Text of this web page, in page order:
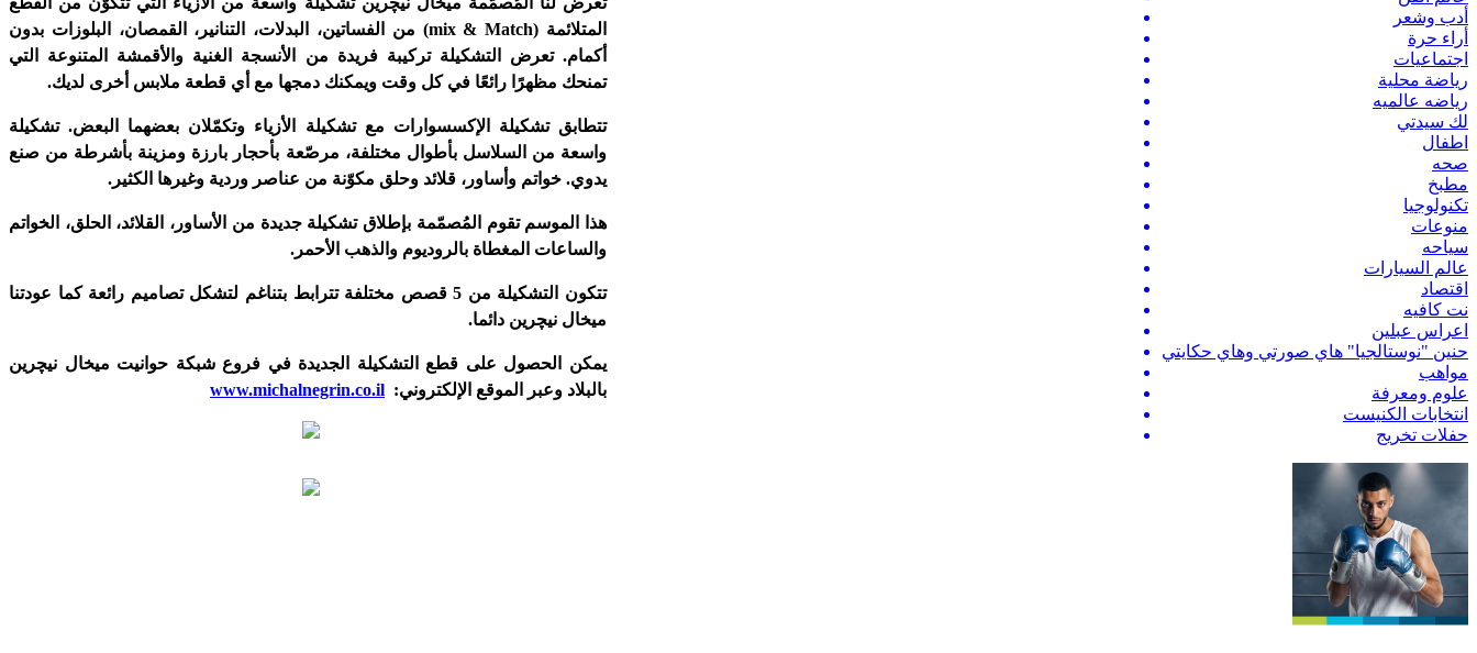
أدب وشعر
أراء حرة
اجتماعيات
رياضة محلية
رياضه عالميه
لك سيدتي
اطفال
صحه
مطبخ
تكنولوجيا
منوعات
سياحه
عالم السيارات
اقتصاد
نت كافيه
اعراس عبلين
حنين "نوستالجيا" هاي صورتي وهاي حكايتي
مواهب
علوم ومعرفة
انتخابات الكنيست
حفلات تخريج
المتلائمة (mix & Match) من الفساتين، البدلات، التنانير، القمصان، البلوزات بدون
أكمام. تعرض التشكيلة تركيبة فريدة من الأنسجة الغنية والأقمشة المتنوعة التي
تمنحك مظهرًا رائعًا في كل وقت ويمكنك دمجها مع أي قطعة ملابس أخرى لديك.
تتطابق تشكيلة الإكسسوارات مع تشكيلة الأزياء وتكمّلان بعضهما البعض. تشكيلة
واسعة من السلاسل بأطوال مختلفة، مرصّعة بأحجار بارزة ومزينة بأشرطة من صنع
يدوي. خواتم وأساور، قلائد وحلق مكوّنة من عناصر وردية وغيرها الكثير.
هذا الموسم تقوم المُصمّمة بإطلاق تشكيلة جديدة من الأساور، القلائد، الحلق، الخواتم
والساعات المغطاة بالروديوم والذهب الأحمر.
تتكون التشكيلة من 5 قصص مختلفة تترابط بتناغم لتشكل تصاميم رائعة كما عودتنا
ميخال نيچرين دائما.
يمكن الحصول على قطع التشكيلة الجديدة في فروع شبكة حوانيت ميخال نيچرين
بالبلاد وعبر الموقع الإلكتروني: www.michalnegrin.co.il